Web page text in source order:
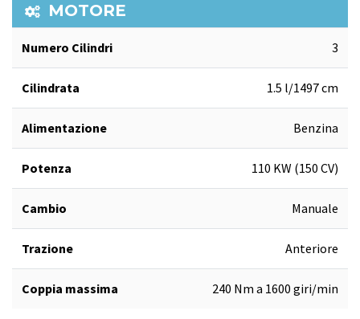
MOTORE
Numero Cilindri 3
Cilindrata 1.5 l/1497 cm
Alimentazione Benzina
Potenza 110 KW (150 CV)
Cambio Manuale
Trazione Anteriore
Coppia massima 240 Nm a 1600 giri/min